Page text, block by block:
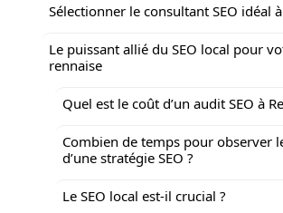
Sélectionner le consultant SEO idéal
Le puissant allié du SEO local pour
rennaise
Quel est le coût d’un audit SEO à
Combien de temps pour observer
d’une stratégie SEO ?
Le SEO local est-il crucial ?